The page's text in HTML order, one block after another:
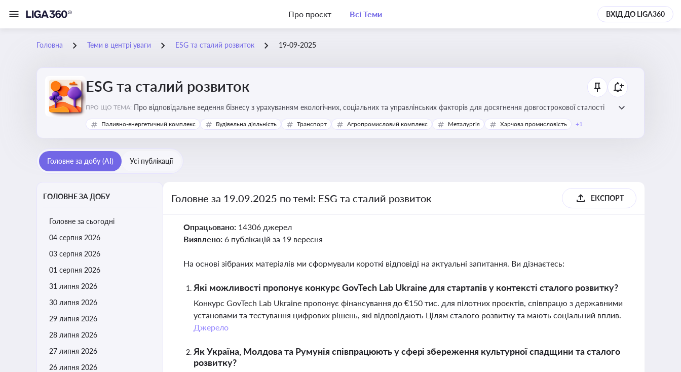
Про проєкт Всі Теми ВХІД ДО LIGA360
Головна Теми в центрі уваги ESG та сталий розвиток 19-09-2025
ESG та сталий розвиток
ПРО ЩО ТЕМА: Про відповідальне ведення бізнесу з урахуванням екологічних, соціальних та управлінських факторів для досягнення довгострокової сталості
Паливно-енергетичний комплекс Будівельна діяльність Транспорт Агропромисловий комплекс Металургія Харчова промисловість +1
Головне за добу (AI) Усі публікації
ГОЛОВНЕ ЗА ДОБУ
Головне за сьогодні
04 серпня 2026
03 серпня 2026
01 серпня 2026
31 липня 2026
30 липня 2026
29 липня 2026
28 липня 2026
27 липня 2026
26 липня 2026
Головне за 19.09.2025 по темі: ESG та сталий розвиток ЕКСПОРТ
Опрацьовано: 14306 джерел
Виявлено: 6 публікацій за 19 вересня
На основі зібраних матеріалів ми сформували короткі відповіді на актуальні запитання. Ви дізнаєтесь:
Які можливості пропонує конкурс GovTech Lab Ukraine для стартапів у контексті сталого розвитку?
Конкурс GovTech Lab Ukraine пропонує фінансування до €150 тис. для пілотних проєктів, співпрацю з державними
установами та тестування цифрових рішень, які відповідають Цілям сталого розвитку та мають соціальний вплив.
Джерело
Як Україна, Молдова та Румунія співпрацюють у сфері збереження культурної спадщини та сталого
розвитку?